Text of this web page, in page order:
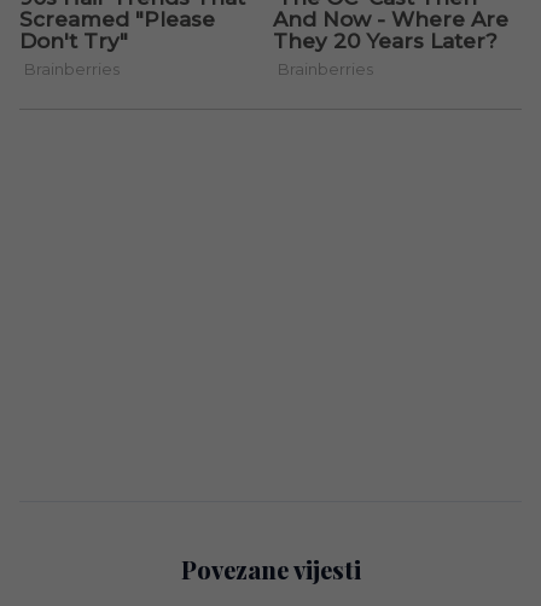
Povezane vijesti